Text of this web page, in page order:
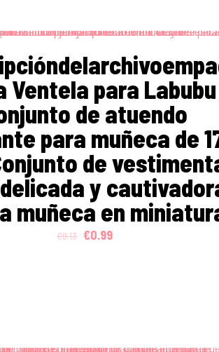
€13.02.
Ventela para Labubu
de atuendo
para muñeca de
de
y
muñeca en
€9.13 Original
€0.99Current